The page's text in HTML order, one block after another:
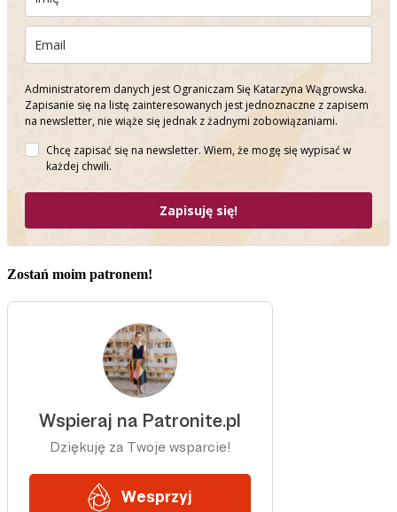
Administratorem danych jest Ograniczam Się Katarzyna Wągrowska.
Zapisanie się na listę zainteresowanych jest jednoznaczne z zapisem
na newsletter, nie wiąże się jednak z żadnymi zobowiązaniami.
Chcę zapisać się na newsletter. Wiem, że mogę się wypisać w
każdej chwili.
Zapisuję się!
Zostań moim patronem!